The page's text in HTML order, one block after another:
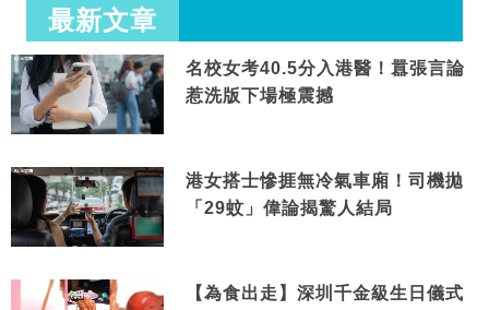
最新文章
名校女考40.5分入港醫！囂張言論
惹洗版下場極震撼
港女搭士慘捱無冷氣車廂！司機拋
「29蚊」偉論揭驚人結局
【為食出走】深圳千金級生日儀式